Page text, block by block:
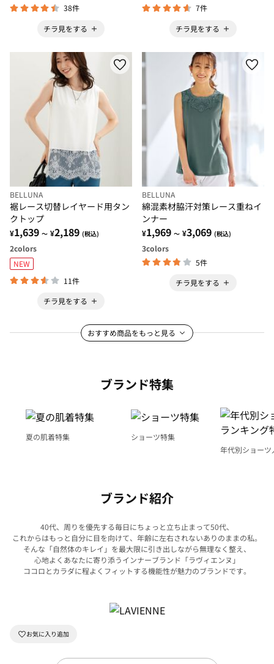
38件
チラ見をする
7件
チラ見をする
BELLUNA
裾レース切替レイヤード用タン
クトップ
¥1,639 ～ ¥2,189 (税込)
2colors
NEW
11件
チラ見をする
BELLUNA
綿混素材脇汗対策レース重ねイ
ンナー
¥1,969 ～ ¥3,069 (税込)
3colors
5件
チラ見をする
おすすめ商品をもっと見る
ブランド特集
夏の肌着特集
ショーツ特集
年代別ショー
ブランド紹介
40代、周りを優先する毎日にちょっと立ち止まって50代、
これからはもっと自分に目を向けて、年齢に左右されないありのままの私。
そんな「自然体のキレイ」を最大限に引き出しながら無理なく整え、
心地よくあなたに寄り添うインナーブランド「ラヴィエンヌ」
ココロとカラダに程よくフィットする機能性が魅力のブランドです。